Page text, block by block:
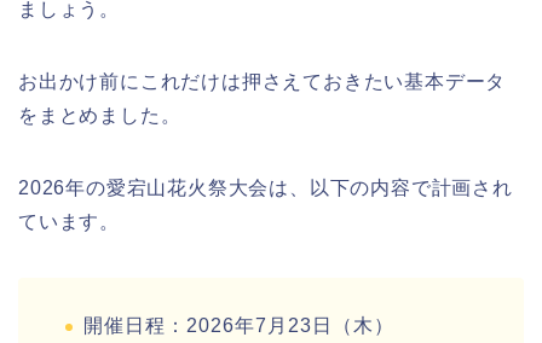
ましょう。
お出かけ前にこれだけは押さえておきたい基本データ
をまとめました。
2026年の愛宕山花火祭大会は、以下の内容で計画され
ています。
開催日程：2026年7月23日（木）